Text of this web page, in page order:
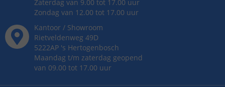
Zaterdag van 9.00 tot 17.00 uur
Zondag van 12.00 tot 17.00 uur
Kantoor / Showroom
Rietveldenweg 49D
5222AP 's Hertogenbosch
Maandag t/m zaterdag geopend
van 09.00 tot 17.00 uur